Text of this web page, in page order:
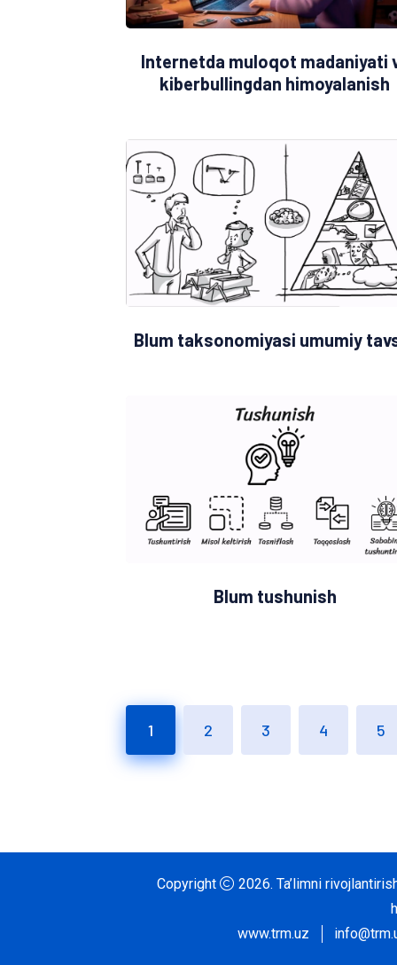
Internetda muloqot madaniyati
kiberbullingdan himoyalanish
Blum taksonomiyasi umumiy
Blum tushunish
1 2 3 4 5
Copyright 2026. Ta’limni
www.trm.uz